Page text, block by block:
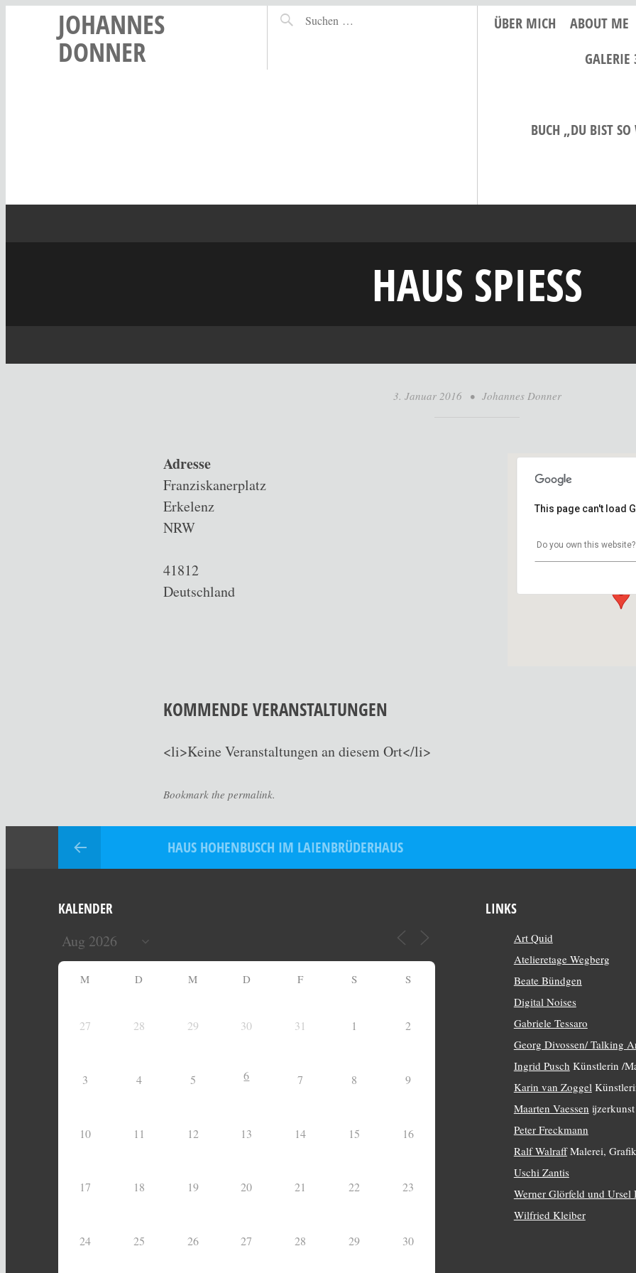
JOHANNES
DONNER
ÜBER MICH ABOUT ME
BUCH „DU BIST
HAUS SPIESS
3. Januar 2016 • Johannes Donner
This page can't load
Do you own this website?
Adresse
Franziskanerplatz
Erkelenz
NRW
41812
Deutschland
KOMMENDE VERANSTALTUNGEN
<li>Keine Veranstaltungen an diesem Ort</li>
Bookmark the permalink.
HAUS HOHENBUSCH IM LAIENBRÜDERHAUS
KALENDER
M D M D F S S
27 28 29 30 31 1 2
3 4 5 6 7 8 9
10 11 12 13 14 15 16
17 18 19 20 21 22 23
24 25 26 27 28 29 30
LINKS
Art Quid
Atelieretage Wegberg
Beate Bündgen
Digital Noises
Gabriele Tessaro
Georg Divossen/ Talking
Ingrid Pusch Künstlerin /
Karin van Zoggel
Maarten Vaessen ijzerkunst
Peter Freckmann
Ralf WalraffMalerei,
Uschi Zantis
Werner Glörfeld und Ursel
Wilfried Kleiber